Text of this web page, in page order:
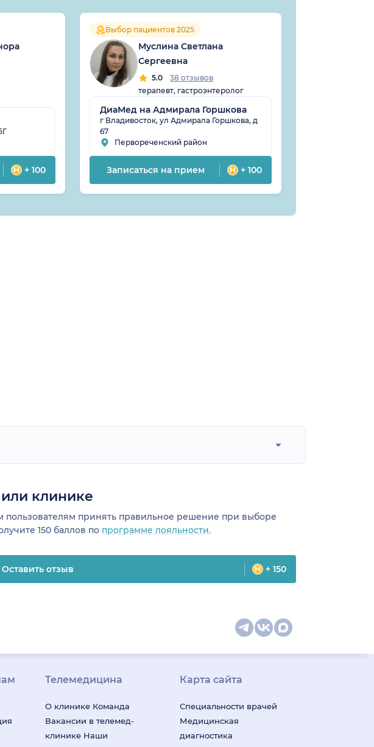
+ 100
Выбор пациентов 2025
Муслина Светлана
Сергеевна
5.0
38 отзывов
терапевт, гастроэнтеролог
ДиаМед на Адмирала Горшкова
г Владивосток, ул Адмирала Горшкова, д
67
Первореченский район
Записаться на прием + 100
или клинике
пользователям принять правильное решение при выборе
150 баллов по программе лояльности.
Оставить отзыв + 150
Телемедицина
О клинике Команда
Вакансии в телемед-
клинике Наши
Карта сайта
Специальности врачей
Медицинская
диагностика